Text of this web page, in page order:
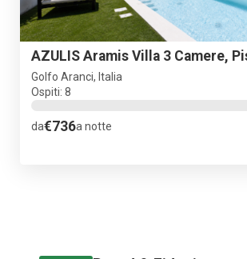
Golfo Aranci, Italia
Ospiti: 8
da€736a notte